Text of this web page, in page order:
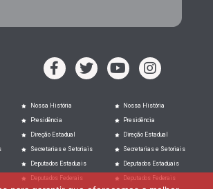
Nossa História
Presidência
Direção Estadual
Secretarias e Setoriais
Deputados Estaduais
Deputados Federais
Nossa História
Presidência
Direção Estadual
Secretarias e Setoriais
Deputados Estaduais
Deputados Federais